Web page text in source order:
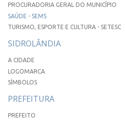
PROCURADORIA GERAL DO MUNICÍPIO
SAÚDE - SEMS
TURISMO, ESPORTE E CULTURA - SETESC
SIDROLÂNDIA
A CIDADE
LOGOMARCA
SÍMBOLOS
PREFEITURA
PREFEITO